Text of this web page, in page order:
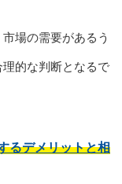
場の需要があるう
的な判断となるで
るデメリットと相